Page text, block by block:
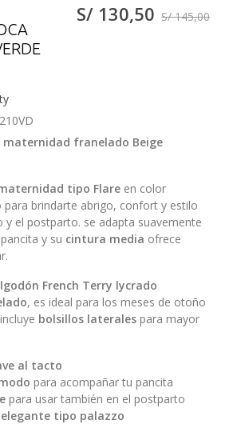
S/ 130,50 S/ 145,00
maternidad franelado Beige
tipo Flare en color
para brindarte abrigo, confort y estilo
y el postparto. se adapta suavemente
y su cintura media ofrece
French Terry lycrado
, es ideal para los meses de otoño
bolsillos laterales para mayor
al tacto
para acompañar tu pancita
para usar también en el postparto
tipo palazzo